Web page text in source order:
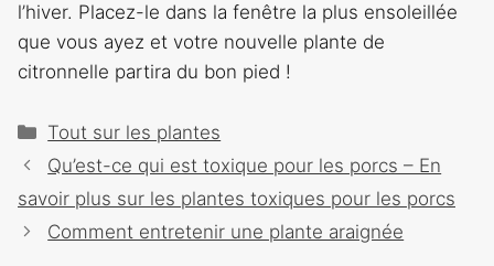
l’hiver. Placez-le dans la fenêtre la plus ensoleillée
que vous ayez et votre nouvelle plante de
citronnelle partira du bon pied !
Catégories
Tout sur les plantes
Navigation
articles
Qu’est-ce qui est toxique pour les porcs – En
savoir plus sur les plantes toxiques pour les porcs
Comment entretenir une plante araignée